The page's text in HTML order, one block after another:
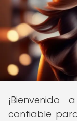
¡Bienvenido
confiable